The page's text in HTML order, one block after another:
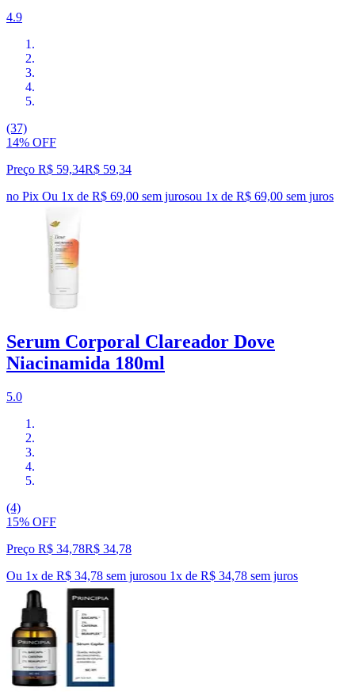
4.9
(37)
14% OFF
Preço R$ 59,34R$ 59,34
no Pix Ou 1x de R$ 69,00 sem jurosou 1x de R$ 69,00 sem juros
Serum Corporal Clareador Dove
Niacinamida 180ml
5.0
(4)
15% OFF
Preço R$ 34,78R$ 34,78
Ou 1x de R$ 34,78 sem jurosou 1x de R$ 34,78 sem juros